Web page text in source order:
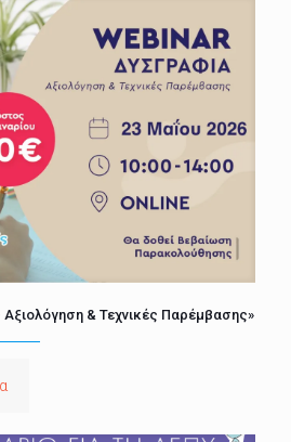
& Τεχνικές Παρέμβασης»